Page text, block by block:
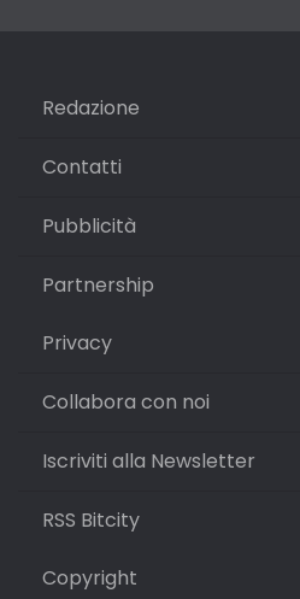
Redazione
Contatti
Pubblicità
Partnership
Privacy
Collabora con noi
Iscriviti alla Newsletter
RSS Bitcity
Copyright